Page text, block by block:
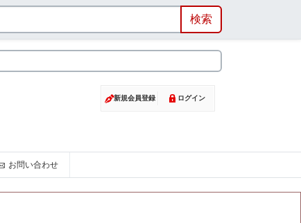
新規会員登録 ログイン
お問い合わせ